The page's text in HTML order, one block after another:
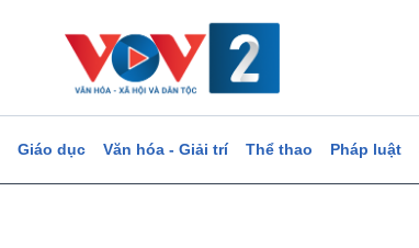
Giáo dục Văn hóa - Giải trí Thể thao Pháp luật